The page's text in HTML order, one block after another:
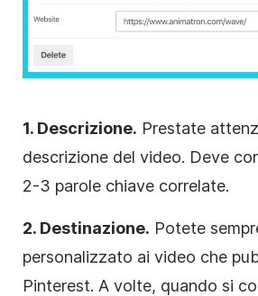
1. Descrizione. Prestate
descrizione del video. Deve
2-3 parole chiave correlate.
2. Destinazione. Potete
personalizzato ai video che
Pinterest. A volte, quando si